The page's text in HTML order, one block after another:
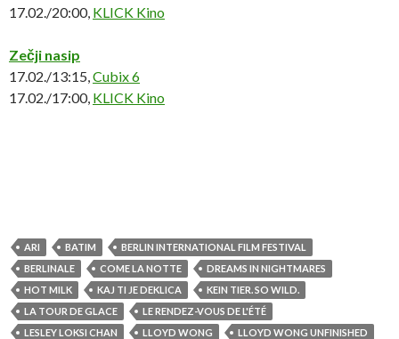
17.02./20:00, KLICK Kino
Zečji nasip
17.02./13:15, Cubix 6
17.02./17:00, KLICK Kino
ARI BATIM
BERLIN INTERNATIONAL FILM FESTIVAL
BERLINALE
COME LA NOTTE
DREAMS IN NIGHTMARES
HOT MILK
KAJ TI JE DEKLICA
KEIN TIER. SO WILD.
LA TOUR DE GLACE
LE RENDEZ-VOUS DE L'ÉTÉ
LESLEY LOKSI CHAN
LLOYD WONG
LLOYD WONG UNFINISHED